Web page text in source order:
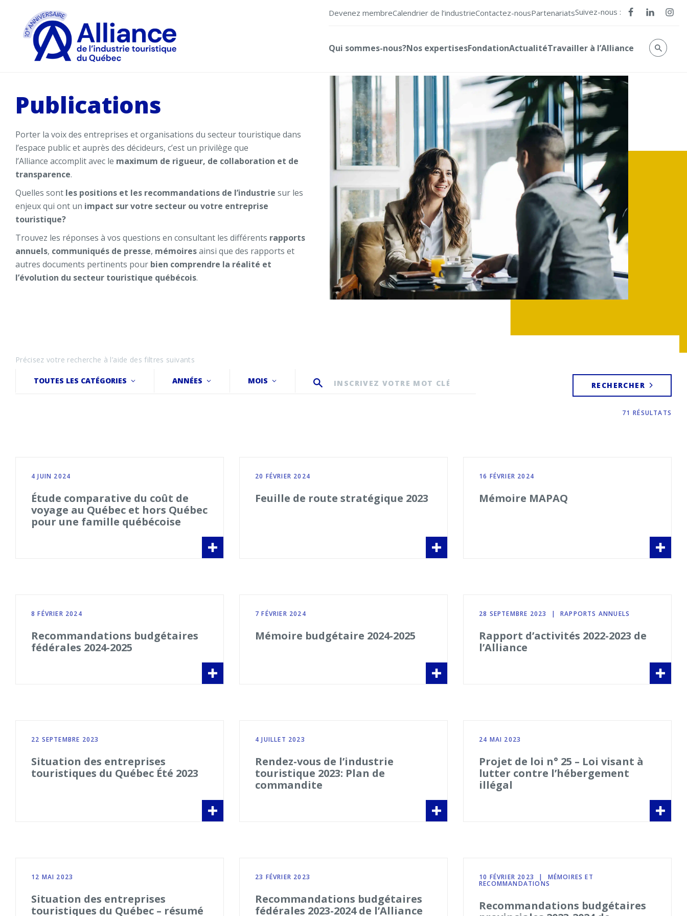
Devenez membreCalendrier de l’industrieContactez-nousPartenariatsSuivez-nous :
Qui sommes-nous?Nos expertisesFondationActualitéTravailler à l’Alliance
Publications
Porter la voix des entreprises et organisations du secteur touristique dans
l’espace public et auprès des décideurs, c’est un privilège que
l’Alliance accomplit avec le maximum de rigueur, de collaboration et de
transparence.
Quelles sont les positions et les recommandations de l’industrie sur les
enjeux qui ont un impact sur votre secteur ou votre entreprise
touristique?
Trouvez les réponses à vos questions en consultant les différents rapports
annuels, communiqués de presse, mémoiresainsi que des rapports et
autres documents pertinents pour bien comprendre la réalité et
l’évolution du secteur touristique québécois.
Précisez votre recherche à l’aide des filtres suivants
TOUTES LES CATÉGORIES ANNÉES MOIS RECHERCHER
71 RÉSULTATS
4 JUIN 2024
Étude comparative du coût de
voyage au Québec et hors Québec
pour une famille québécoise
20 FÉVRIER 2024
Feuille de route stratégique 2023
16 FÉVRIER 2024
Mémoire MAPAQ
8 FÉVRIER 2024
Recommandations budgétaires
fédérales 2024-2025
7 FÉVRIER 2024
Mémoire budgétaire 2024-2025
28 SEPTEMBRE 2023 | RAPPORTS ANNUELS
Rapport d’activités 2022-2023 de
l’Alliance
22 SEPTEMBRE 2023
Situation des entreprises
touristiques du Québec Été 2023
4 JUILLET 2023
Rendez-vous de l’industrie
touristique 2023: Plan de
commandite
24 MAI 2023
Projet de loi n° 25 – Loi visant à
lutter contre l’hébergement
illégal
12 MAI 2023
Situation des entreprises
touristiques du Québec – résumé
23 FÉVRIER 2023
Recommandations budgétaires
fédérales 2023-2024 de l’Alliance
10 FÉVRIER 2023 | MÉMOIRES ET
RECOMMANDATIONS
Recommandations budgétaires